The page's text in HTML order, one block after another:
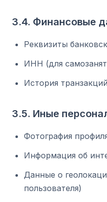
3.4. Финансовые
Реквизиты
ИНН (для
История
3.5. Иные
Фотография
Информация об
Данные о
пользователя)